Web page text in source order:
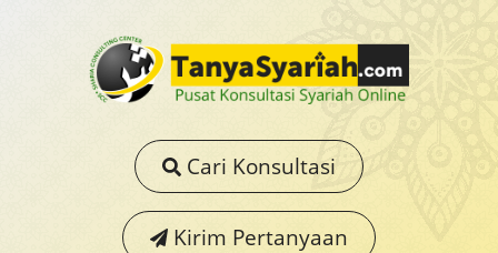
Cari Konsultasi
Kirim Pertanyaan